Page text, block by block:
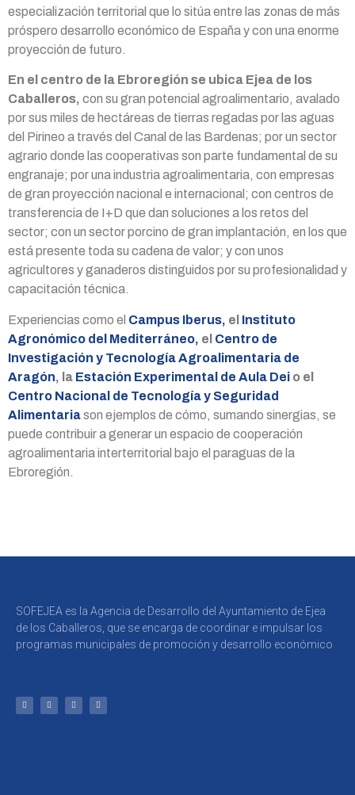
especialización territorial que lo sitúa entre las zonas de más
próspero desarrollo económico de España y con una enorme
proyección de futuro.
En el centro de la Ebroregión se ubica Ejea de los
Caballeros, con su gran potencial agroalimentario, avalado
por sus miles de hectáreas de tierras regadas por las aguas
del Pirineo a través del Canal de las Bardenas; por un sector
agrario donde las cooperativas son parte fundamental de su
engranaje; por una industria agroalimentaria, con empresas
de gran proyección nacional e internacional; con centros de
transferencia de I+D que dan soluciones a los retos del
sector; con un sector porcino de gran implantación, en los que
está presente toda su cadena de valor; y con unos
agricultores y ganaderos distinguidos por su profesionalidad y
capacitación técnica.
Experiencias como el Campus Iberus, el Instituto
Agronómico del Mediterráneo, el Centro de
Investigación y Tecnología Agroalimentaria de
Aragón, la Estación Experimental de Aula Dei o el
Centro Nacional de Tecnología y Seguridad
Alimentariason ejemplos de cómo, sumando sinergias, se
puede contribuir a generar un espacio de cooperación
agroalimentaria interterritorial bajo el paraguas de la
Ebroregión.
SOFEJEA es la Agencia de Desarrollo del Ayuntamiento de Ejea
de los Caballeros, que se encarga de coordinar e impulsar los
programas municipales de promoción y desarrollo económico